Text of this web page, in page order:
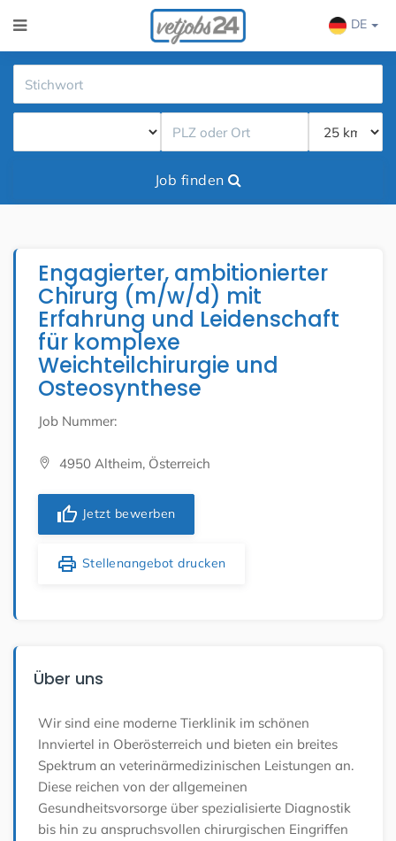
DE
Job finden
Engagierter, ambitionierter
Chirurg (m/w/d) mit
Erfahrung und Leidenschaft
für komplexe
Weichteilchirurgie und
Osteosynthese
Job Nummer:
4950 Altheim, Österreich
thumb_up Jetzt bewerben
print Stellenangebot drucken
Über uns
Wir sind eine moderne Tierklinik im schönen
Innviertel in Oberösterreich und bieten ein breites
Spektrum an veterinärmedizinischen Leistungen an.
Diese reichen von der allgemeinen
Gesundheitsvorsorge über spezialisierte Diagnostik
bis hin zu anspruchsvollen chirurgischen Eingriffen